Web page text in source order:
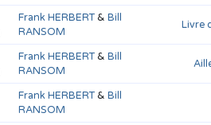
Frank HERBERT& Bill
RANSOM
Livre
Frank HERBERT& Bill
RANSOM
Frank HERBERT& Bill
RANSOM